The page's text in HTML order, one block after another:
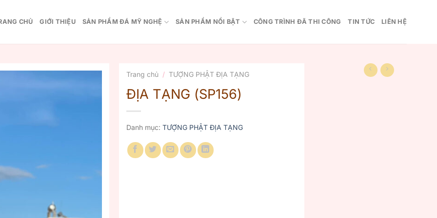
CHỦ GIỚI THIỆU SẢN PHẨM ĐÁ MỸ NGHỆ SẢN PHẨM NỔI BẬT CÔNG TRÌNH ĐÃ THI CÔNG TIN TỨC LIÊN HỆ
Trang chủ / TƯỢNG PHẬT ĐỊA TẠNG
ĐỊA TẠNG (SP156)
Danh mục: TƯỢNG PHẬT ĐỊA TẠNG